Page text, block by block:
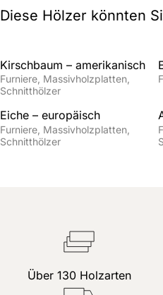
Diese Hölzer könnten
Kirschbaum – amerikanisch
Furniere Massivholzplatten
Schnitthölzer
Eiche – europäisch
Furniere Massivholzplatten
Schnitthölzer
Über 130 Holzarten